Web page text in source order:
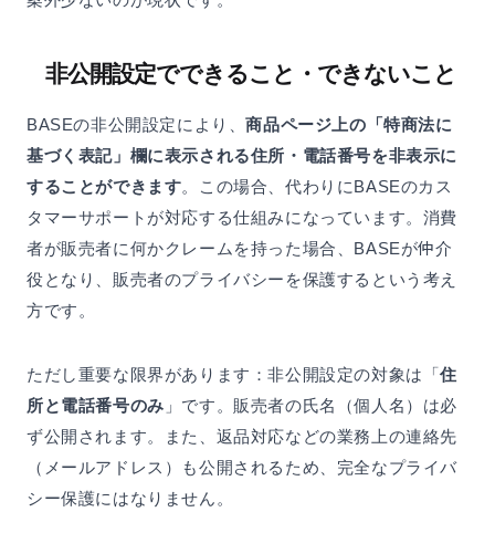
非公開設定でできること・できないこと
BASEの非公開設定により、商品ページ上の「特商法に
基づく表記」欄に表示される住所・電話番号を非表示に
することができます。この場合、代わりにBASEのカス
タマーサポートが対応する仕組みになっています。消費
者が販売者に何かクレームを持った場合、BASEが仲介
役となり、販売者のプライバシーを保護するという考え
方です。
ただし重要な限界があります：非公開設定の対象は「住
所と電話番号のみ 」です。販売者の氏名（個人名）は必
ず公開されます。また、返品対応などの業務上の連絡先
（メールアドレス）も公開されるため、完全なプライバ
シー保護にはなりません。